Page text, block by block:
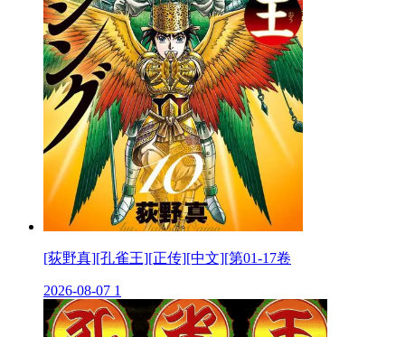
[荻野真][孔雀王][正传][中文][第01-17卷
2026-08-07 1